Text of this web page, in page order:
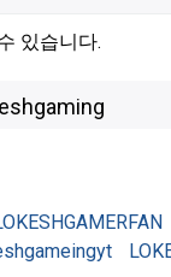
있습니다.